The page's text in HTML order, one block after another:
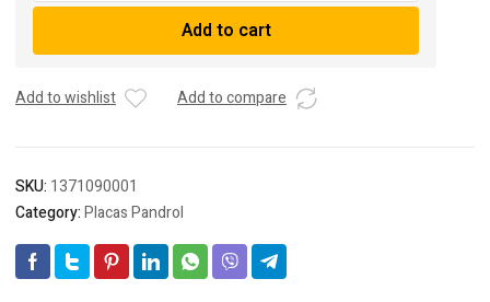
Para
quantity
Add to cart
Add to wishlist Add to compare
SKU: 1371090001
Category:Placas Pandrol